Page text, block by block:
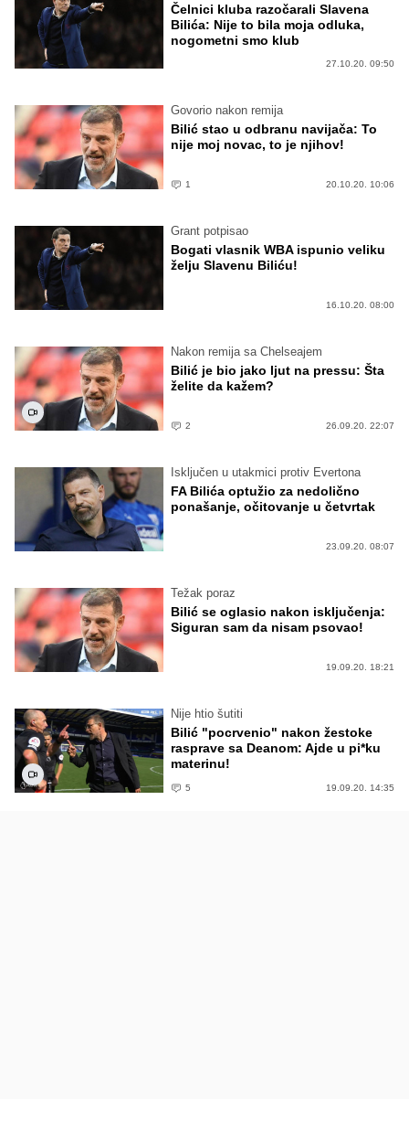
Čelnici kluba razočarali Slavena
Bilića: Nije to bila moja odluka,
nogometni smo klub
27.10.20. 09:50
Govorio nakon remija
Bilić stao u odbranu navijača: To
nije moj novac, to je njihov!
1 20.10.20. 10:06
Grant potpisao
Bogati vlasnik WBA ispunio veliku
želju Slavenu Biliću!
16.10.20. 08:00
Nakon remija sa Chelseajem
Bilić je bio jako ljut na pressu: Šta
želite da kažem?
2 26.09.20. 22:07
Isključen u utakmici protiv Evertona
FA Bilića optužio za nedolično
ponašanje, očitovanje u četvrtak
23.09.20. 08:07
Težak poraz
Bilić se oglasio nakon isključenja:
Siguran sam da nisam psovao!
19.09.20. 18:21
Nije htio šutiti
Bilić "pocrvenio" nakon žestoke
rasprave sa Deanom: Ajde u pi*ku
materinu!
5 19.09.20. 14:35